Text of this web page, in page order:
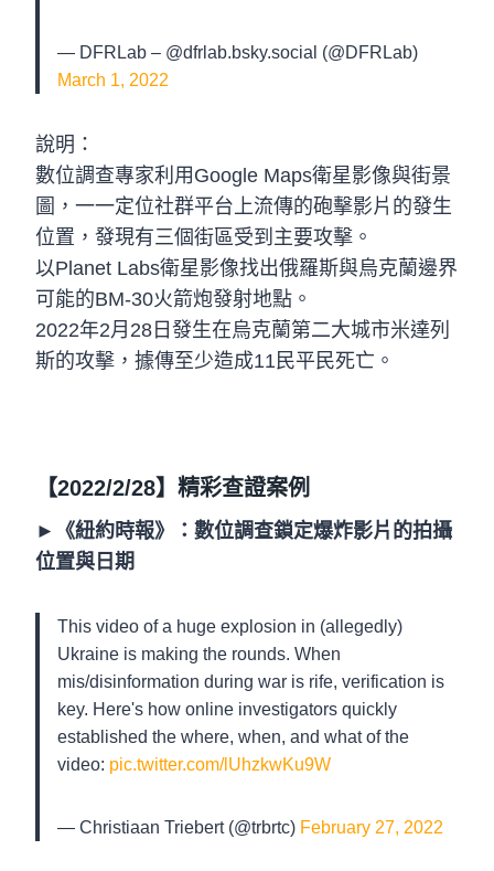
— DFRLab – @dfrlab.bsky.social (@DFRLab)
March 1, 2022
說明：
數位調查專家利用Google Maps衛星影像與街景
圖，一一定位社群平台上流傳的砲擊影片的發生
位置，發現有三個街區受到主要攻擊。
以Planet Labs衛星影像找出俄羅斯與烏克蘭邊界
可能的BM-30火箭炮發射地點。
2022年2月28日發生在烏克蘭第二大城市米達列
斯的攻擊，據傳至少造成11民平民死亡。
【2022/2/28】精彩查證案例
►
《紐約時報》：數位調查鎖定爆炸影片的拍攝
位置與日期
This video of a huge explosion in (allegedly)
Ukraine is making the rounds. When
mis/disinformation during war is rife, verification is
key. Here's how online investigators quickly
established the where, when, and what of the
video: pic.twitter.com/lUhzkwKu9W
— Christiaan Triebert (@trbrtc) February 27, 2022